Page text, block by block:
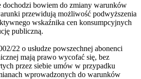
dochodzi bowiem do zmiany warunków
przewidują możliwość podwyższenia
wskaźnika cen konsumpcyjnych
publiczną.
22 o usłudze powszechnej abonenci
mają prawo wycofać się, bez
przez siebie umów w przypadku
wprowadzonych do warunków